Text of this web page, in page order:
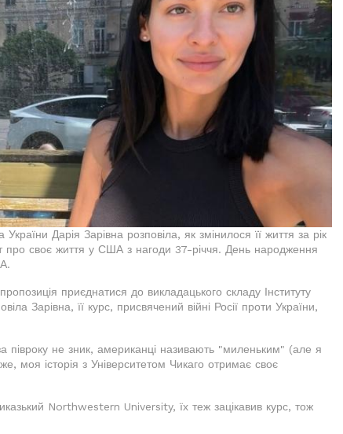
Дарія Зарівна розповіла, як змінилося її життя за рік
про своє життя у США з нагоди 37-річчя. День народження
приєднатися до викладацького складу Інституту
Зарівна, її курс, присвячений війні Росії проти України,
півроку не зник, американці називають "миленьким" (але я
моя історія з Університетом Чикаго отримає своє
Northwestern University, їх теж зацікавив курс, тож